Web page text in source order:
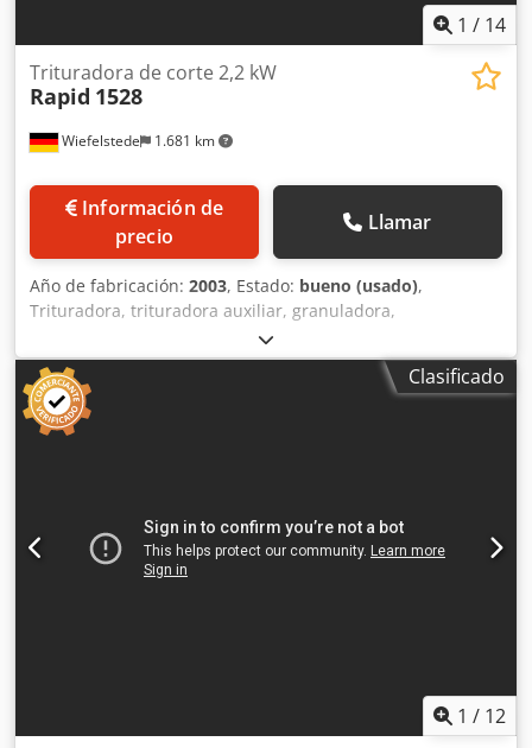
1 / 14
Wiefelstede 1.681 km
Trituradora de corte 2,2 kW
Rapid 1528
Información de
precio
Llamar
Año de fabricación: 2003, Estado: bueno (usado),
Trituradora, trituradora auxiliar, granuladora,
desmenuzadora, desmenuzadora de plásticos, molino de
granulación, granuladora, molino de rotor, tecnología de
reciclaje -Fabricante: Rapid, granuladora, molino de
martillos, trituradora, modelo móvil -Tipo: 1528 -Motor de
accionamiento: 2,2 kW -Sección de entrada: 280 x 180 mm -
-Peso: 183 kg
Clasificado
1 / 12